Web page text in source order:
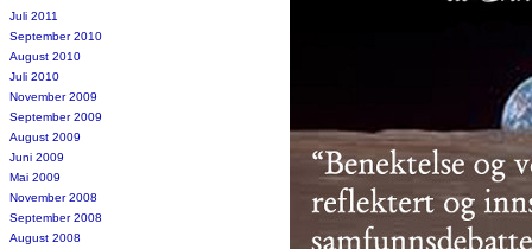
Juli 2011
September 2010
August 2010
Juli 2010
November 2009
September 2009
August 2009
Juni 2009
Mai 2009
November 2008
September 2008
August 2008